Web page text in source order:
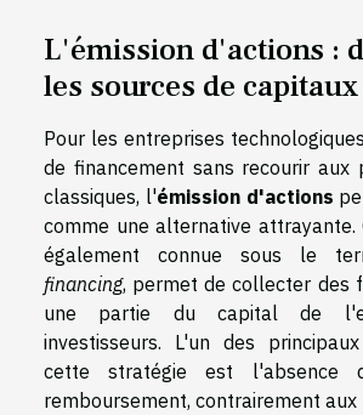
L'émission d'actions :
les sources de capitaux
Pour les entreprises
de financement sans recourir aux
classiques, l'émission d'actions
comme une alternative attrayante.
également connue sous le
financing, permet de collecter des
une partie du capital de
investisseurs. L'un des
cette stratégie est l'absence
remboursement, contrairement